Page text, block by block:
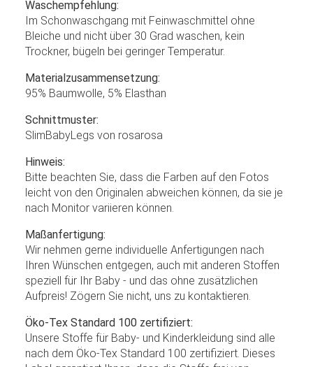
Waschempfehlung:
Im Schonwaschgang mit Feinwaschmittel ohne
Bleiche und nicht über 30 Grad waschen, kein
Trockner, bügeln bei geringer Temperatur.
Materialzusammensetzung:
95% Baumwolle, 5% Elasthan
Schnittmuster:
SlimBabyLegs von rosarosa
Hinweis:
Bitte beachten Sie, dass die Farben auf den Fotos
leicht von den Originalen abweichen können, da sie je
nach Monitor variieren können.
Maßanfertigung:
Wir nehmen gerne individuelle Anfertigungen nach
Ihren Wünschen entgegen, auch mit anderen Stoffen
speziell für Ihr Baby - und das ohne zusätzlichen
Aufpreis! Zögern Sie nicht, uns zu kontaktieren.
Öko-Tex Standard 100 zertifiziert:
Unsere Stoffe für Baby- und Kinderkleidung sind alle
nach dem Öko-Tex Standard 100 zertifiziert. Dieses